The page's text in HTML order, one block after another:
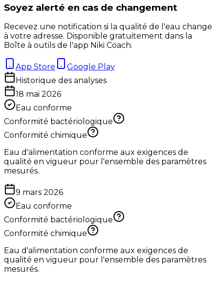
Soyez alerté en cas de changement
Recevez une notification si la qualité de l'eau change
à votre adresse. Disponible gratuitement dans la
Boîte à outils de l'app Niki Coach.
App Store
Google Play
Historique des analyses
18 mai 2026
Eau conforme
Conformité bactériologique
Conformité chimique
Eau d'alimentation conforme aux exigences de
qualité en vigueur pour l'ensemble des paramètres
mesurés.
9 mars 2026
Eau conforme
Conformité bactériologique
Conformité chimique
Eau d'alimentation conforme aux exigences de
qualité en vigueur pour l'ensemble des paramètres
mesurés.